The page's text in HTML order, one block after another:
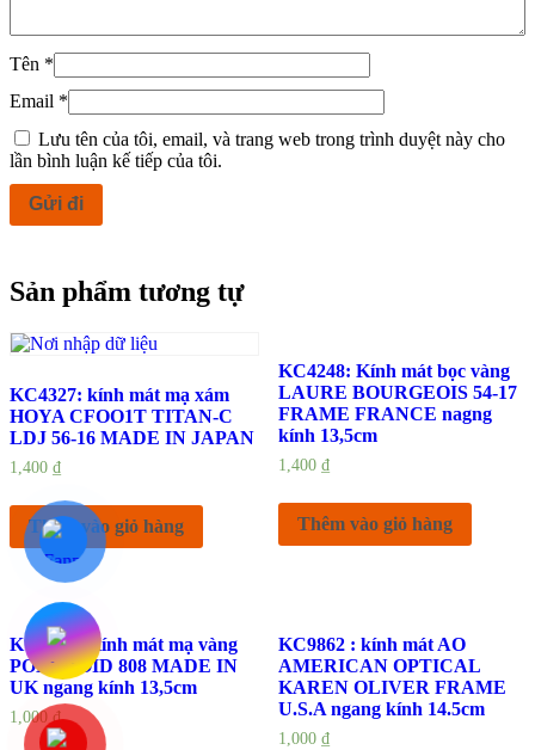
Tên *
Email *
Lưu tên của tôi, email, và trang web trong trình duyệt này cho
lần bình luận kế tiếp của tôi.
Sản phẩm tương tự
KC4327: kính mát mạ xám
HOYA CFOO1T TITAN-C
LDJ 56-16 MADE IN JAPAN
1,400 ₫
Thêm vào giỏ hàng
KC4248: Kính mát bọc vàng
LAURE BOURGEOIS 54-17
FRAME FRANCE nagng
kính 13,5cm
1,400 ₫
Thêm vào giỏ hàng
KC4415: Kính mát mạ vàng
POLAROID 808 MADE IN
UK ngang kính 13,5cm
1,000 ₫
KC9862 : kính mát AO
AMERICAN OPTICAL
KAREN OLIVER FRAME
U.S.A ngang kính 14.5cm
1,000 ₫